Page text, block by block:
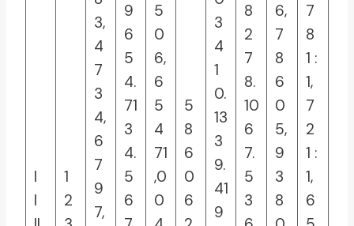
I
I
1
2
3,
4
7
3
4,
6
7
9
7,
9
6
5
4.
71
3
4.
5
6
5
0
6,
6
5
4
71
,0
0
5
8
6
0
6
3
4
1
0.
13
3
9.
41
9
8
2
7
8.
10
6
7.
5
3
6,
7
8
6
0
5,
9
3
8
7
8
1 :
1,
7
2
1 :
1,
6